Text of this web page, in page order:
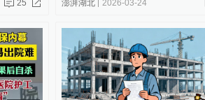
25 澎湃湖北 2026-03-24